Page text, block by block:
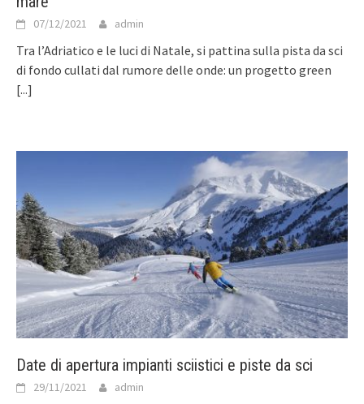
07/12/2021 admin
Tra l’Adriatico e le luci di Natale, si pattina sulla pista da sci
di fondo cullati dal rumore delle onde: un progetto green
[...]
Date di apertura impianti sciistici e piste da sci
29/11/2021 admin